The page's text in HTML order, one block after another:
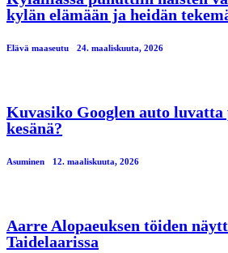
kylän elämään ja heidän
Elävä maaseutu 24. maaliskuuta, 2026
Kuvasiko Googlen auto
kesänä?
Asuminen 12. maaliskuuta, 2026
Aarre Alopaeuksen töiden
Taidelaarissa